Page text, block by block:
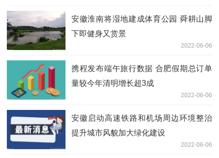
安徽淮南将湿地建成体育公园 舜耕山脚
下即健身又赏景
2022-06-06
携程发布端午旅行数据 合肥假期总订单
量较今年清明增长超3成
2022-06-06
安徽启动高速铁路和机场周边环境整治
提升城市风貌加大绿化建设
2022-06-06